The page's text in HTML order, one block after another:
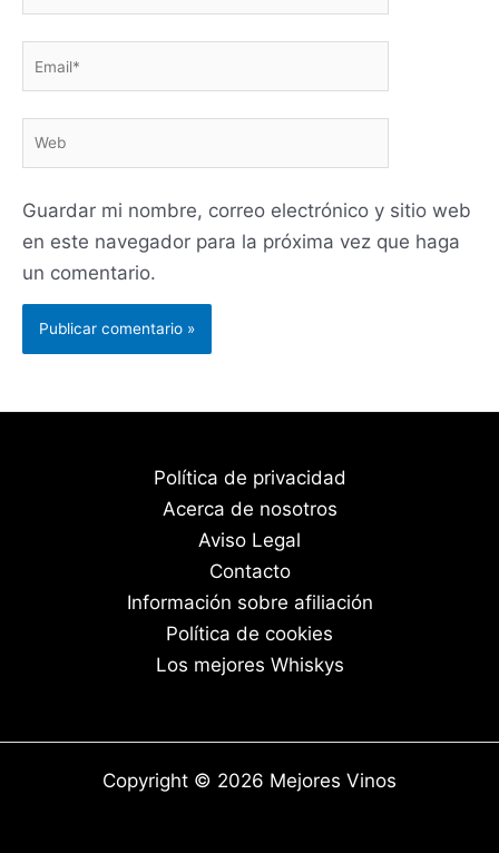
Email*
Web
Guardar mi nombre, correo electrónico y sitio web
en este navegador para la próxima vez que haga
un comentario.
Política de privacidad
Acerca de nosotros
Aviso Legal
Contacto
Información sobre afiliación
Política de cookies
Los mejores Whiskys
Copyright © 2026 Mejores Vinos